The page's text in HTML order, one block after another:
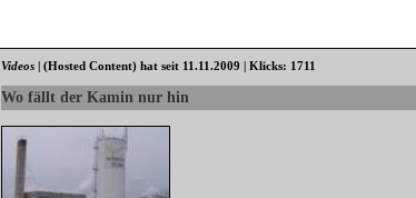
Videos |(Hosted Content) hat seit 11.11.2009 | Klicks: 1711
Wo fällt der Kamin nur hin